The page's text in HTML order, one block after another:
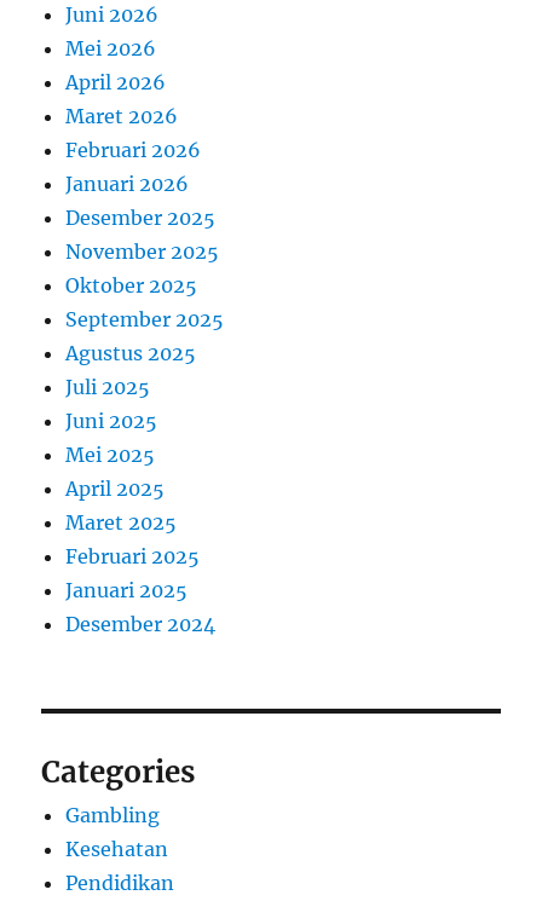
Juni 2026
Mei 2026
April 2026
Maret 2026
Februari 2026
Januari 2026
Desember 2025
November 2025
Oktober 2025
September 2025
Agustus 2025
Juli 2025
Juni 2025
Mei 2025
April 2025
Maret 2025
Februari 2025
Januari 2025
Desember 2024
Categories
Gambling
Kesehatan
Pendidikan